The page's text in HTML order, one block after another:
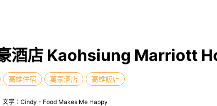
酒店 Kaohsiung Marriott
高雄住宿 萬豪酒店 高雄飯店
文字：Cindy - Food Makes Me Happy